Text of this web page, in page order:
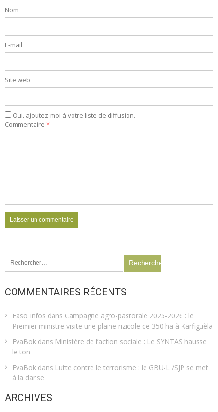
Nom
E-mail
Site web
Oui, ajoutez-moi à votre liste de diffusion.
Commentaire *
Rechercher :
COMMENTAIRES RÉCENTS
Faso Infos dans Campagne agro-pastorale 2025-2026 : le
Premier ministre visite une plaine rizicole de 350 ha à Karfiguèla
EvaBok dans Ministère de l’action sociale : Le SYNTAS hausse
le ton
EvaBok dans Lutte contre le terrorisme : le GBU-L /SJP se met
à la danse
ARCHIVES